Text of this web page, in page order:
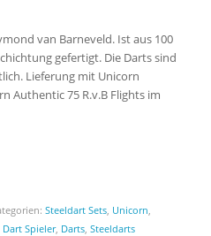
van Barneveld. Ist aus 100
gefertigt. Die Darts sind
Lieferung mit Unicorn
Authentic 75 R.v.B Flights im
Steeldart Sets, Unicorn
Dart Spieler, Darts, Steeldarts